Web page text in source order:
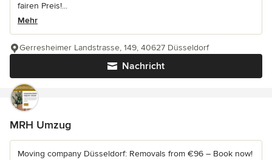
fairen Preis!...
Mehr
Nachricht
Gerresheimer Landstrasse, 149, 40627 Düsseldorf
MRH Umzug
Moving company Düsseldorf: Removals from €96 – Book now!